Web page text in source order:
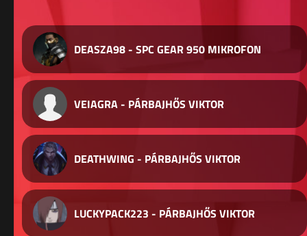
DEASZA98 - SPC GEAR 950 MIKROFON
VEIAGRA - PÁRBAJHŐS VIKTOR
DEATHWING - PÁRBAJHŐS VIKTOR
LUCKYPACK223 - PÁRBAJHŐS VIKTOR